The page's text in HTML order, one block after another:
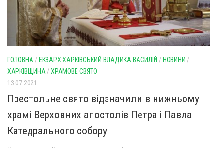
ГОЛОВНА / ЕКЗАРХ ХАРКІВСЬКИЙ ВЛАДИКА ВАСИЛІЙ / НОВИНИ /
ХАРКІВЩИНА /ХРАМОВЕ СВЯТО
13.07.2021
Престольне свято відзначили в нижньому
храмі Верховних апостолів Петра і Павла
Катедрального собору